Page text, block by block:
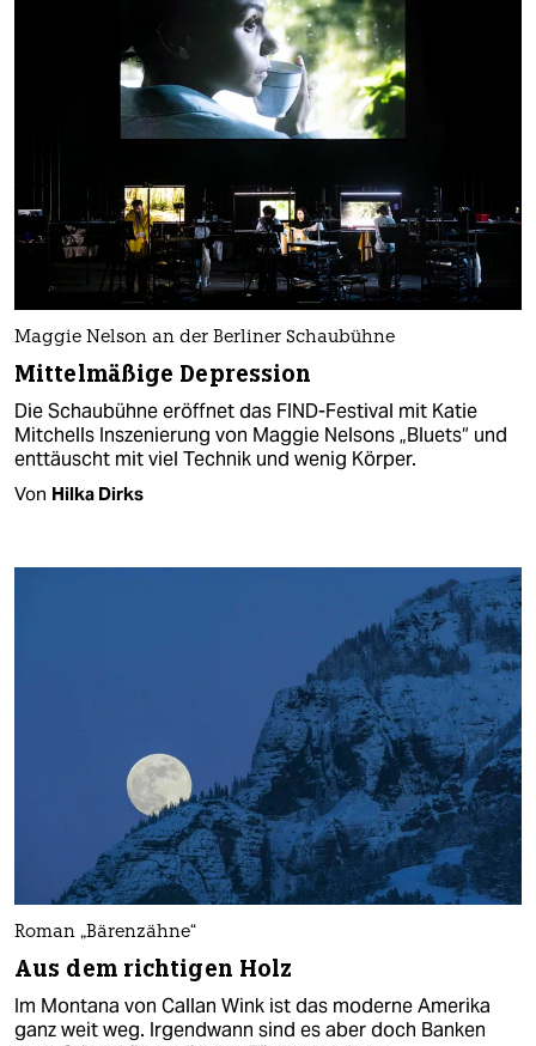
Maggie Nelson an der Berliner Schaubühne
Mittelmäßige Depression
Die Schaubühne eröffnet das FIND-Festival mit Katie
Mitchells Inszenierung von Maggie Nelsons „Bluets“ und
enttäuscht mit viel Technik und wenig Körper.
Von Hilka Dirks
Roman „Bärenzähne“
Aus dem richtigen Holz
Im Montana von Callan Wink ist das moderne Amerika
ganz weit weg. Irgendwann sind es aber doch Banken